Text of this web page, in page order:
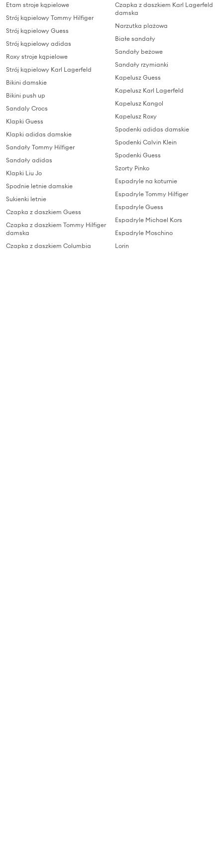
Etam stroje kąpielowe
Strój kąpielowy Tommy Hilfiger
Strój kąpielowy Guess
Strój kąpielowy adidas
Roxy stroje kąpielowe
Strój kąpielowy Karl Lagerfeld
Bikini damskie
Bikini push up
Sandaly Crocs
Klapki Guess
Klapki adidas damskie
Sandały Tommy Hilfiger
Sandały adidas
Klapki Liu Jo
Spodnie letnie damskie
Sukienki letnie
Czapka z daszkiem Guess
Czapka z daszkiem Tommy Hilfiger
damska
Czapka z daszkiem Columbia
Czapka z daszkiem Karl Lagerfeld
damska
Narzutka plażowa
Białe sandały
Sandały beżowe
Sandały rzymianki
Kapelusz Guess
Kapelusz Karl Lagerfeld
Kapelusz Kangol
Kapelusz Roxy
Spodenki adidas damskie
Spodenki Calvin Klein
Spodenki Guess
Szorty Pinko
Espadryle na koturnie
Espadryle Tommy Hilfiger
Espadryle Guess
Espadryle Michael Kors
Espadryle Moschino
Lorin